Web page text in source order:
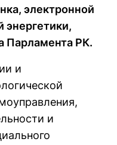
электронной
энергетики,
Парламента РК.
и
и